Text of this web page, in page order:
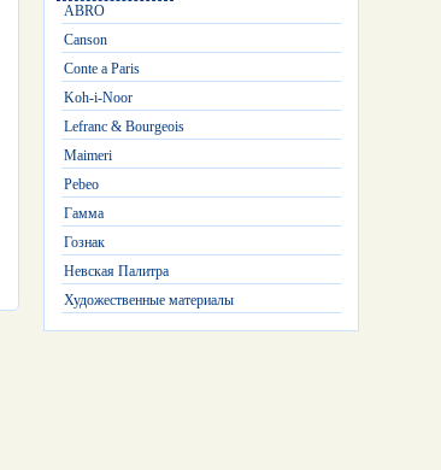
ABRO
Canson
Conte a Paris
Koh-i-Noor
Lefranc & Bourgeois
Maimeri
Pebeo
Гамма
Гознак
Невская Палитра
Художественные материалы